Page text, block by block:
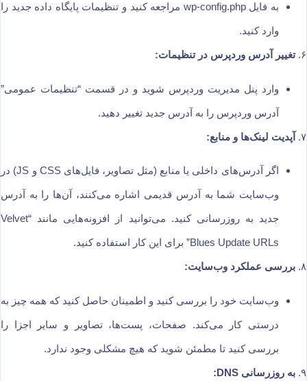
به فایل wp-config.php مراجعه کنید و تنظیمات پایگاه داده جدید را
وارد کنید.
۶. تغییر آدرس وردپرس در تنظیمات:
وارد پنل مدیریت وردپرس شوید و در قسمت “تنظیمات عمومی”
آدرس وردپرس را به آدرس جدید تغییر دهید.
۷. آپدیت لینک‌ها و منابع:
اگر آدرس‌های داخلی یا منابع (مثل تصاویر، فایل‌های CSS و JS) در
وب‌سایت شما به آدرس قدیمی اشاره می‌کنند، آن‌ها را به آدرس
جدید به روزرسانی کنید. می‌توانید از افزونه‌هایی مانند “Velvet
Blues Update URLs” برای این کار استفاده کنید.
۸. بررسی عملکرد وب‌سایت:
وب‌سایت خود را بررسی کنید و اطمینان حاصل کنید که همه چیز به
درستی کار می‌کند. صفحات، پست‌ها، تصاویر و سایر اجزا را
بررسی کنید تا مطمئن شوید که هیچ مشکلی وجود ندارد.
۹. به روزرسانی DNS: